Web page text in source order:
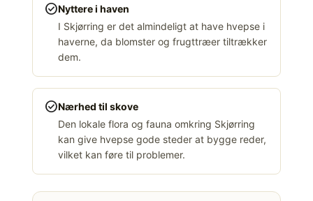
check_circleNyttere i haven
I Skjørring er det almindeligt at have hvepse i
haverne, da blomster og frugttræer tiltrækker
dem.
check_circleNærhed til skove
Den lokale flora og fauna omkring Skjørring
kan give hvepse gode steder at bygge reder,
vilket kan føre til problemer.